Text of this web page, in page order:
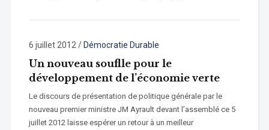
6 juillet 2012 / Démocratie Durable
Un nouveau souflle pour le
développement de l’économie verte
Le discours de présentation de politique générale par le
nouveau premier ministre JM Ayrault devant l’assemblé ce 5
juillet 2012 laisse espérer un retour à un meilleur